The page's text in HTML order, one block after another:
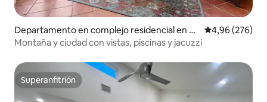
Departamento en complejo residencial en Tu
cson
Calificación
4,96 (276)
Montaña y ciudad con vistas, piscinas y jacuzzi
Superanfitrión
Superanfitrión